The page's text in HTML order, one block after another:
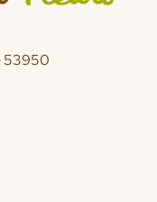
53950